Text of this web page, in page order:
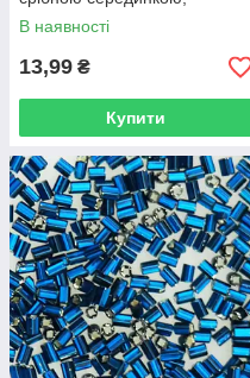
фіолетовий
В наявності
13,99 ₴
Купити